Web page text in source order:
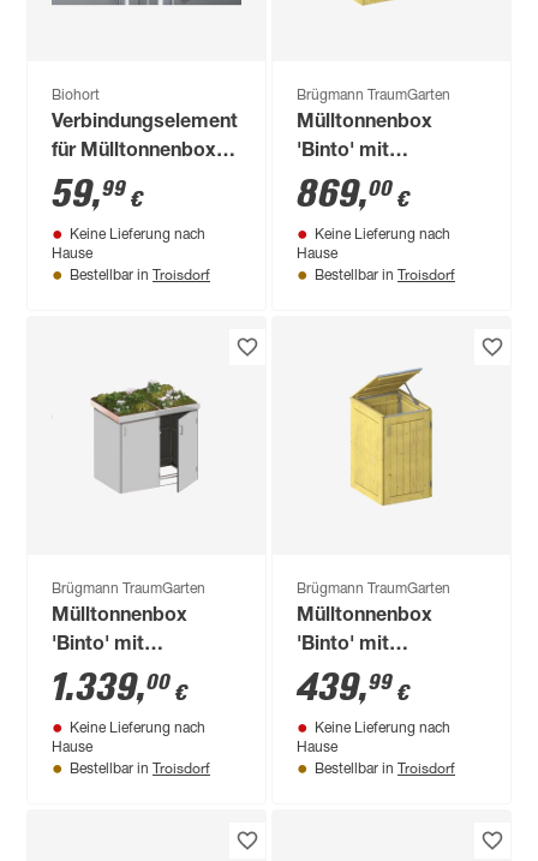
Biohort
Verbindungselement
für Mülltonnenbox
'Alex' silber-metallic
59,99 €
Keine Lieferung nach
Hause
Bestellbar in Troisdorf
Brügmann TraumGarten
Mülltonnenbox
'Binto' mit
Pflanzkasten
naturfarben 150 x
129 x 90 cm
869,00 €
Keine Lieferung nach
Hause
Bestellbar in Troisdorf
Brügmann TraumGarten
Mülltonnenbox
'Binto' mit
Pflanzkasten
lichtgrau 150 x 129 x
90 cm
1.339,00 €
Keine Lieferung nach
Hause
Bestellbar in Troisdorf
Brügmann TraumGarten
Mülltonnenbox
'Binto' mit
Klappdeckel
naturfarben 73 x 125
x 84 cm
439,99 €
Keine Lieferung nach
Hause
Bestellbar in Troisdorf